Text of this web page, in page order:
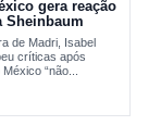
gera reação
Sheinbaum
de Madri, Isabel
críticas após
“não...